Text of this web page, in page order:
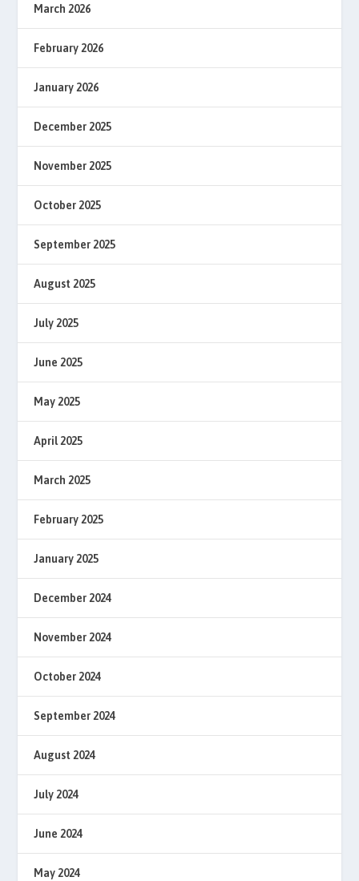
March 2026
February 2026
January 2026
December 2025
November 2025
October 2025
September 2025
August 2025
July 2025
June 2025
May 2025
April 2025
March 2025
February 2025
January 2025
December 2024
November 2024
October 2024
September 2024
August 2024
July 2024
June 2024
May 2024